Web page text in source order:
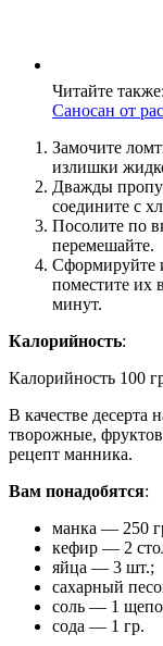
Читайте также:
Саносан от
Замочите
излишки
Дважды
соедините с
Посолите по
перемешайте.
Сформируйте
поместите их
минут.
Калорийность:
Калорийность 100
В качестве десерта
творожные,
рецепт манника.
Вам понадобятся:
манка — 250
кефир — 2
яйца — 3 шт.;
сахарный
соль — 1
сода — 1 гр.